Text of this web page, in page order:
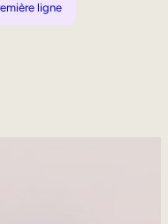
ligne